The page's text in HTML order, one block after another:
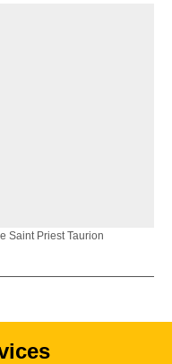
Saint Priest Taurion